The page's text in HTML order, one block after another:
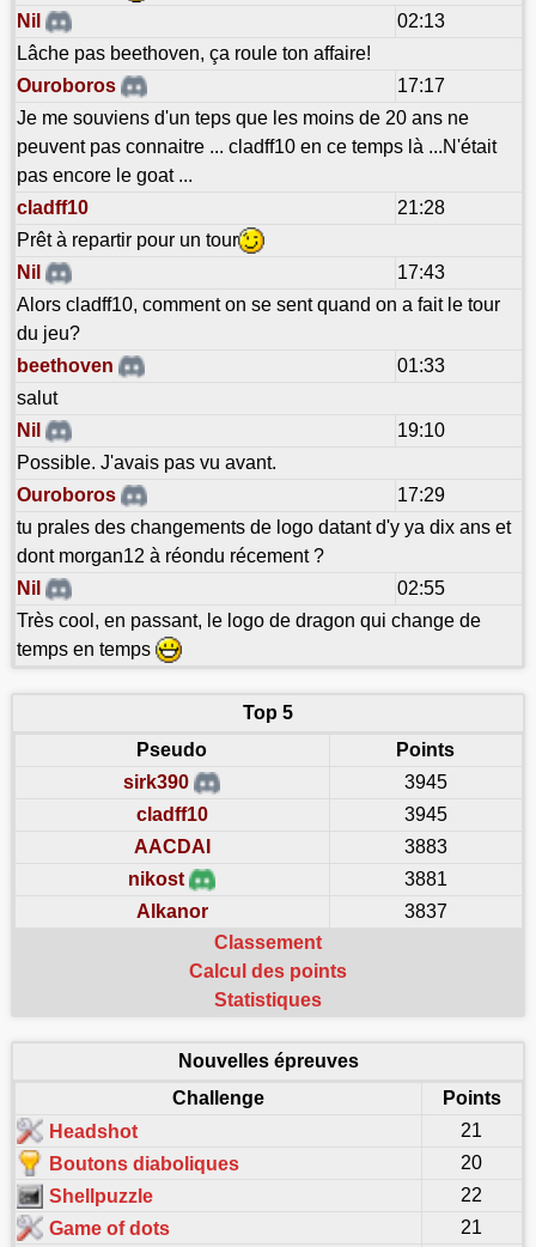
Nil
02:13
Lâche pas beethoven, ça roule ton affaire!
Ouroboros
17:17
Je me souviens d'un teps que les moins de 20 ans ne
peuvent pas connaitre ... cladff10 en ce temps là ...N'était
pas encore le goat ...
cladff10
21:28
Prêt à repartir pour un tour
Nil
17:43
Alors cladff10, comment on se sent quand on a fait le tour
du jeu?
beethoven
01:33
salut
Nil
19:10
Possible. J'avais pas vu avant.
Ouroboros
17:29
tu prales des changements de logo datant d'y ya dix ans et
dont morgan12 à réondu récement ?
Nil
02:55
Très cool, en passant, le logo de dragon qui change de
temps en temps
Top 5
Pseudo
Points
sirk390
3945
cladff10
3945
AACDAI
3883
nikost
3881
Alkanor
3837
Classement
Calcul des points
Statistiques
Nouvelles épreuves
Challenge
Points
Headshot
21
Boutons diaboliques
20
Shellpuzzle
22
Game of dots
21